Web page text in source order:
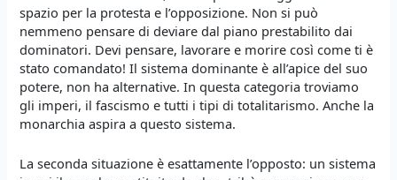
spazio per la protesta e l’opposizione. Non si può
nemmeno pensare di deviare dal piano prestabilito dai
dominatori. Devi pensare, lavorare e morire così come ti è
stato comandato! Il sistema dominante è all’apice del suo
potere, non ha alternative. In questa categoria troviamo
gli imperi, il fascismo e tutti i tipi di totalitarismo. Anche la
monarchia aspira a questo sistema.
La seconda situazione è esattamente l’opposto: un sistema